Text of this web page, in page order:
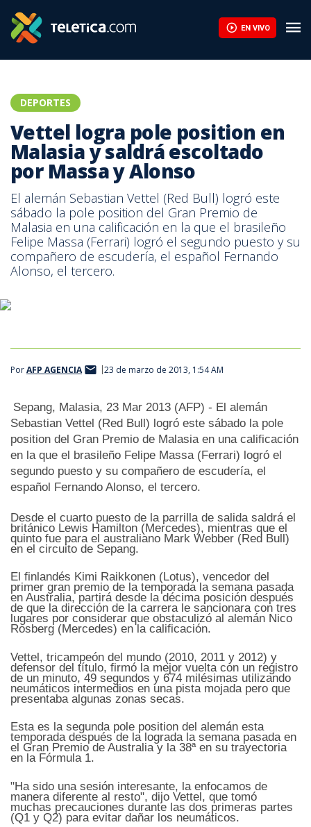
EN VIVO
DEPORTES
Vettel logra pole position en
Malasia y saldrá escoltado
por Massa y Alonso
El alemán Sebastian Vettel (Red Bull) logró este
sábado la pole position del Gran Premio de
Malasia en una calificación en la que el brasileño
Felipe Massa (Ferrari) logró el segundo puesto y su
compañero de escudería, el español Fernando
Alonso, el tercero.
PorAFP AGENCIA 23 de marzo de 2013, 1:54 AM
Sepang, Malasia, 23 Mar 2013 (AFP) - El alemán
Sebastian Vettel (Red Bull) logró este sábado la pole
position del Gran Premio de Malasia en una calificación
en la que el brasileño Felipe Massa (Ferrari) logró el
segundo puesto y su compañero de escudería, el
español Fernando Alonso, el tercero.
Desde el cuarto puesto de la parrilla de salida saldrá el
británico Lewis Hamilton (Mercedes), mientras que el
quinto fue para el australiano Mark Webber (Red Bull)
en el circuito de Sepang.
El finlandés Kimi Raikkonen (Lotus), vencedor del
primer gran premio de la temporada la semana pasada
en Australia, partirá desde la décima posición después
de que la dirección de la carrera le sancionara con tres
lugares por considerar que obstaculizó al alemán Nico
Rosberg (Mercedes) en la calificación.
Vettel, tricampeón del mundo (2010, 2011 y 2012) y
defensor del título, firmó la mejor vuelta con un registro
de un minuto, 49 segundos y 674 milésimas utilizando
neumáticos intermedios en una pista mojada pero que
presentaba algunas zonas secas.
Esta es la segunda pole position del alemán esta
temporada después de la lograda la semana pasada en
el Gran Premio de Australia y la 38ª en su trayectoria
en la Fórmula 1.
"Ha sido una sesión interesante, la enfocamos de
manera diferente al resto", dijo Vettel, que tomó
muchas precauciones durante las dos primeras partes
(Q1 y Q2) para evitar dañar los neumáticos.